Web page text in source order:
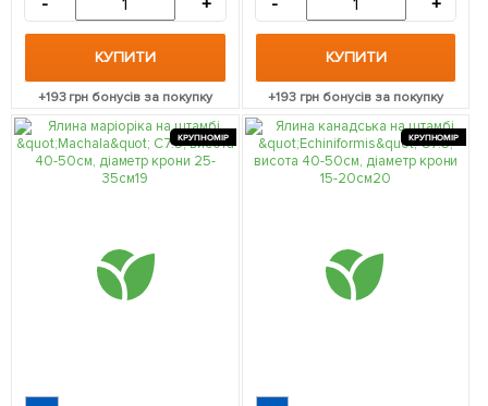
КУПИТИ
+193грн бонусів за покупку
КУПИТИ
+193 грн бонусів за покупку
КРУПНОМІР КРУПНОМІР